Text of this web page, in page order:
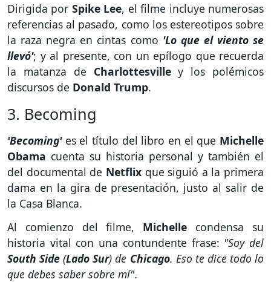
Dirigida por Spike Lee, el filme incluye numerosas
referencias al pasado, como los estereotipos sobre
la raza negra en cintas como 'Lo que el viento se
llevó'; y al presente, con un epílogo que recuerda
la matanza de Charlottesvilley los polémicos
discursos de Donald Trump.
3. Becoming
'Becoming'es el título del libro en el que Michelle
Obama cuenta su historia personal y también el
del documental de Netflix que siguió a la primera
dama en la gira de presentación, justo al salir de
la Casa Blanca.
Al comienzo del filme, Michelle condensa su
historia vital con una contundente frase: "Soy del
South Side(Lado Sur) de Chicago. Eso te dice todo lo
que debes saber sobre mí".